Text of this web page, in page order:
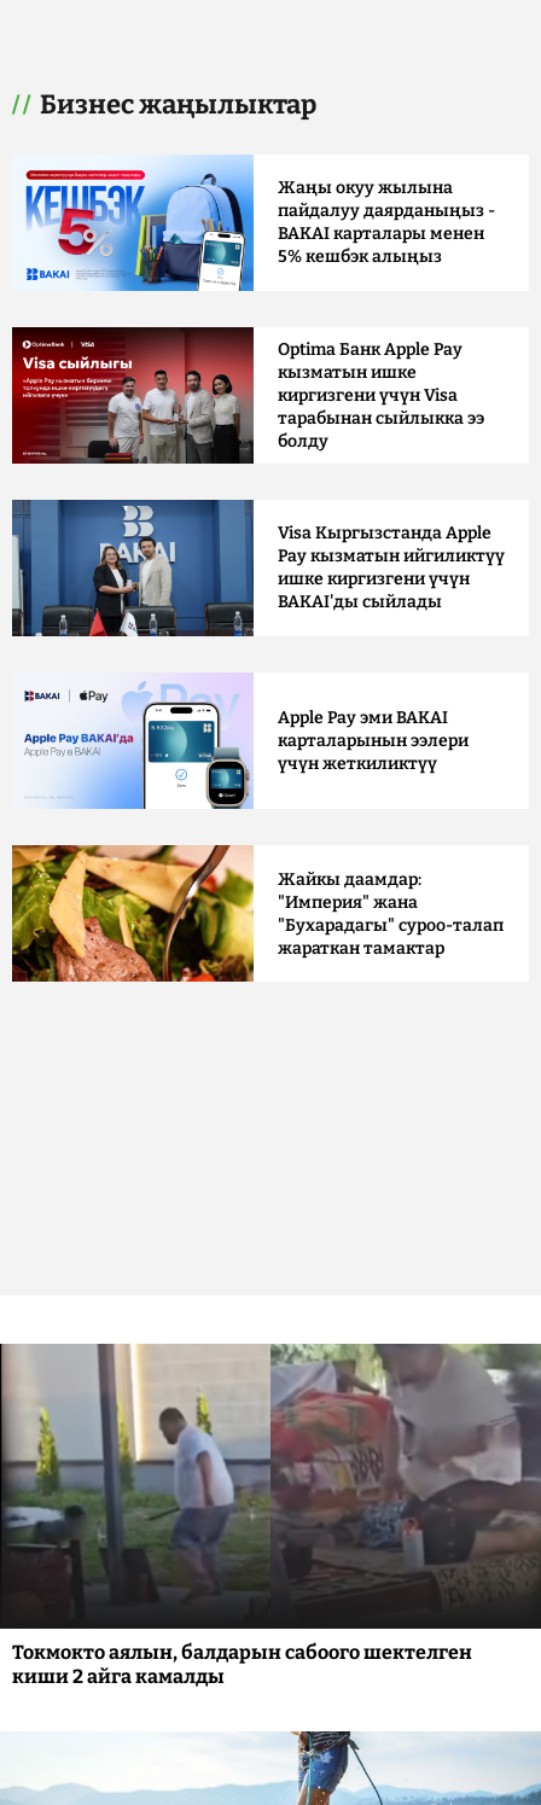
Бизнес жаңылыктар
Жаңы окуу жылына
пайдалуу даярданыңыз -
BAKAI карталары менен
5% кешбэк алыңыз
Optima Банк Apple Pay
кызматын ишке
киргизгени үчүн Visa
тарабынан сыйлыкка ээ
болду
Visa Кыргызстанда Apple
Pay кызматын ийгиликтүү
ишке киргизгени үчүн
BAKAI'ды сыйлады
Apple Pay эми BAKAI
карталарынын ээлери
үчүн жеткиликтүү
Жайкы даамдар:
"Империя" жана
"Бухарадагы" суроо-талап
жараткан тамактар
Токмокто аялын, балдарын сабоого шектелген
киши 2 айга камалды